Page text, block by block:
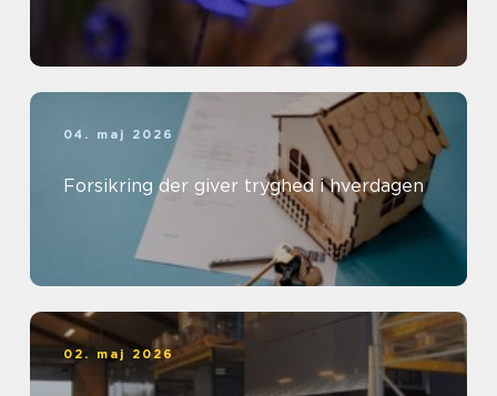
04. maj 2026
Forsikring der giver tryghed i hverdagen
02. maj 2026